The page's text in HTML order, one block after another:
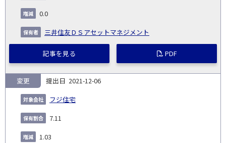
0.0
三井住友ＤＳアセットマネジメント
記事を見る PDF
2021-12-06
フジ住宅
変更
7.11
1.03